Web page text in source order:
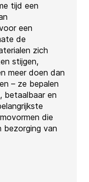
tijd een
een
de
zich
stijgen,
meer doen dan
– ze bepalen
betaalbaar en
die
bezorging van